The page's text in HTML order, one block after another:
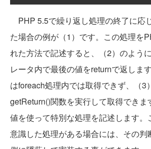
PHP 5.5で繰り返し処理の終了に応
た場合の例が（1）です。この処理を
れた方法で記述すると、（2）のよう
レータ内で最後の値をreturnで返しま
はforeach処理内では取得できず、（3
getReturn()関数を実行して取得でき
値を使って特別な処理を記述します。
意識した処理がある場合には、その判